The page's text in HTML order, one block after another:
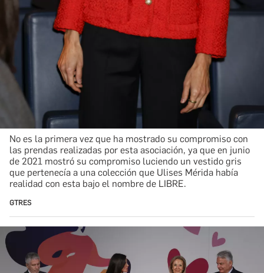
No es la primera vez que ha mostrado su compromiso con
las prendas realizadas por esta asociación, ya que en junio
de 2021 mostró su compromiso luciendo un vestido gris
que pertenecía a una colección que Ulises Mérida había
realidad con esta bajo el nombre de LIBRE.
GTRES